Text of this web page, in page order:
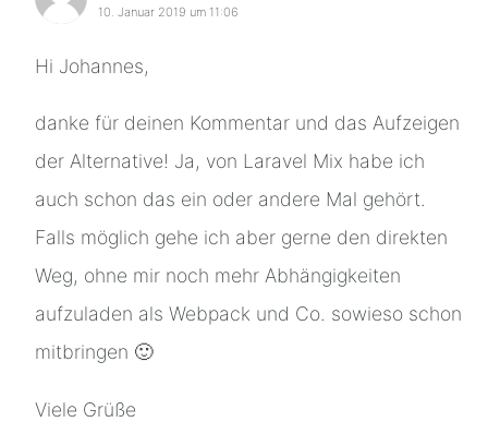
10. Januar 2019 um 11:06
Hi Johannes,
danke für deinen Kommentar und das Aufzeigen
der Alternative! Ja, von Laravel Mix habe ich
auch schon das ein oder andere Mal gehört.
Falls möglich gehe ich aber gerne den direkten
Weg, ohne mir noch mehr Abhängigkeiten
aufzuladen als Webpack und Co. sowieso schon
mitbringen 🙂
Viele Grüße